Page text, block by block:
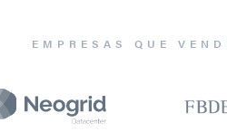
EMPRESAS QUE